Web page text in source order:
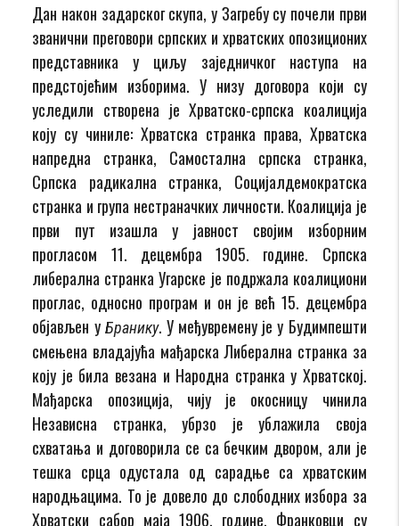
Дан након задарског скупа, у Загребу су почели први
званични преговори српских и хрватских опозиционих
представника у циљу заједничког наступа на
предстојећим изборима. У низу договора који су
уследили створена је Хрватско-српска коалиција
коју су чиниле: Хрватска странка права, Хрватска
напредна странка, Самостална српска странка,
Српска радикална странка, Социјалдемократска
странка и група нестраначких личности. Коалиција је
први пут изашла у јавност својим изборним
прогласом 11. децембра 1905. године. Српска
либерална странка Угарске је подржала коалициони
проглас, односно програм и он је већ 15. децембра
објављен у Бранику. У међувремену је у Будимпешти
смењена владајућа мађарска Либерална странка за
коју је била везана и Народна странка у Хрватској.
Мађарска опозиција, чију је окосницу чинила
Независна странка, убрзо је ублажила своја
схватања и договорила се са бечким двором, али је
тешка срца одустала од сарадње са хрватским
народњацима. То је довело до слободних избора за
Хрватски сабор маја 1906. године. Франковци су